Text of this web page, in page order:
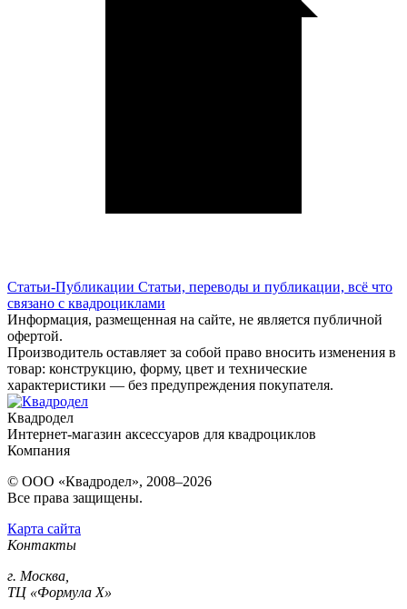
Статьи-Публикации Статьи, переводы и публикации, всё что
связано с квадроциклами
Информация, размещенная на сайте, не является публичной
офертой.
Производитель оставляет за собой право вносить изменения в
товар: конструкцию, форму, цвет и технические
характеристики — без предупреждения покупателя.
Квадродел
Интернет-магазин аксессуаров для квадроциклов
Компания
© ООО «Квадродел», 2008–2026
Все права защищены.
Карта сайта
Контакты
г. Москва,
ТЦ «Формула Х»